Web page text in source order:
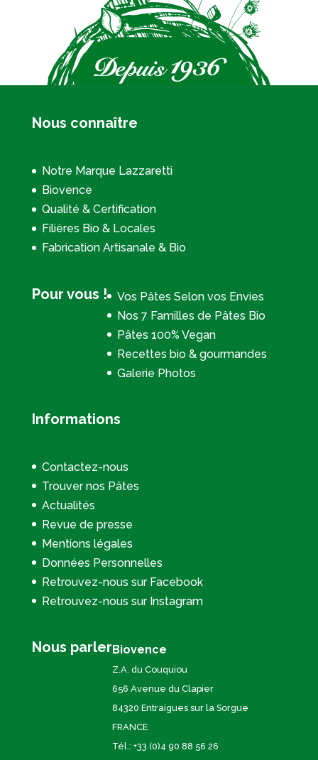
Nous connaître
Notre Marque Lazzaretti
Biovence
Qualité & Certification
Filières Bio & Locales
Fabrication Artisanale & Bio
Pour vous !
Vos Pâtes Selon vos Envies
Nos 7 Familles de Pâtes Bio
Pâtes 100% Vegan
Recettes bio & gourmandes
Galerie Photos
Informations
Contactez-nous
Trouver nos Pâtes
Actualités
Revue de presse
Mentions légales
Données Personnelles
Retrouvez-nous sur Facebook
Retrouvez-nous sur Instagram
Nous parlerBiovence
Z.A. du Couquiou
656 Avenue du Clapier
84320 Entraigues sur la Sorgue
FRANCE
Tél.: +33 (0)4 90 88 56 26